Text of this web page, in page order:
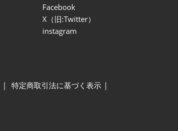
Facebook
X（旧:Twitter）
instagram
特定商取引法に基づく表示